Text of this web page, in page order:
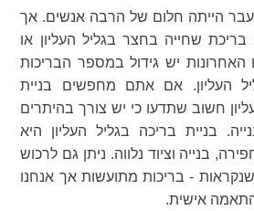
הייתה חלום של הרבה אנשים. אך
שחייה בחצר בגליל העליון או
יש גידול במספר הבריכות
העליון. אם אתם מחפשים בניית
חשוב שתדעו כי יש צורך בהיתרים
בניית בריכה בגליל העליון היא
בנייה וציוד נלווה. ניתן גם לרכוש
שנקראות - בריכות מתועשות אך אנחנו
אישית.